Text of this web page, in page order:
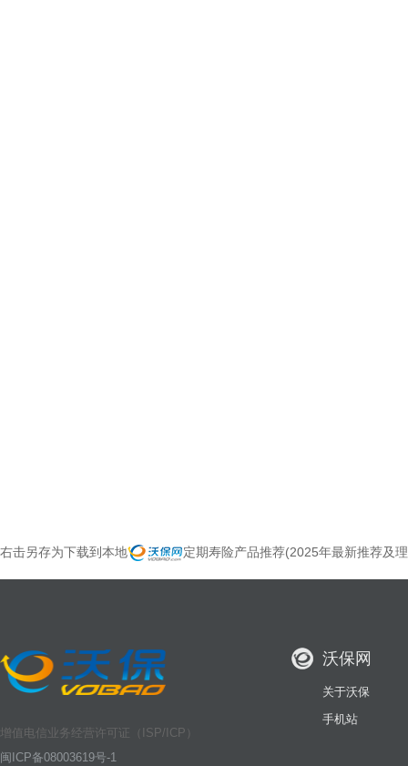
右击另存为下载到本地 定期寿险产品推荐(2025年最新推荐及
增值电信业务经营许可证（ISP/ICP）
闽ICP备08003619号-1
沃保网
关于沃保
手机站